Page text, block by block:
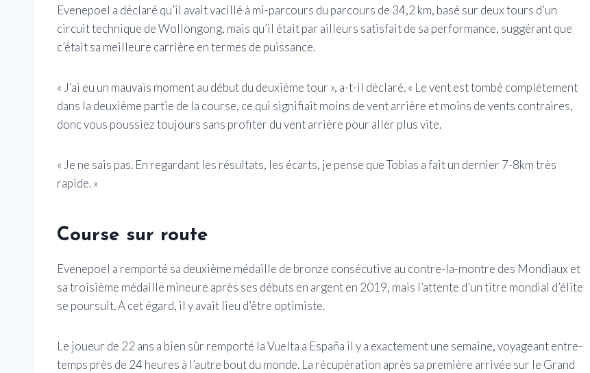
Evenepoel a déclaré qu’il avait vacillé à mi-parcours du parcours de 34,2 km, basé sur deux tours d’un
circuit technique de Wollongong, mais qu’il était par ailleurs satisfait de sa performance, suggérant que
c’était sa meilleure carrière en termes de puissance.
« J’ai eu un mauvais moment au début du deuxième tour », a-t-il déclaré. « Le vent est tombé complètement
dans la deuxième partie de la course, ce qui signifiait moins de vent arrière et moins de vents contraires,
donc vous poussiez toujours sans profiter du vent arrière pour aller plus vite.
« Je ne sais pas. En regardant les résultats, les écarts, je pense que Tobias a fait un dernier 7-8km très
rapide. »
Course sur route
Evenepoel a remporté sa deuxième médaille de bronze consécutive au contre-la-montre des Mondiaux et
sa troisième médaille mineure après ses débuts en argent en 2019, mais l’attente d’un titre mondial d’élite
se poursuit. A cet égard, il y avait lieu d’être optimiste.
Le joueur de 22 ans a bien sûr remporté la Vuelta a España il y a exactement une semaine, voyageant entre-
temps près de 24 heures à l’autre bout du monde. La récupération après sa première arrivée sur le Grand